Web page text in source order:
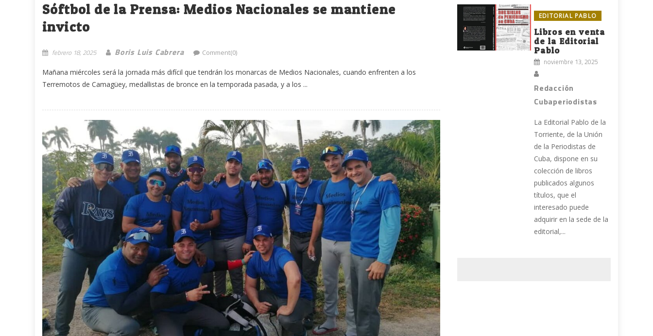
Sóftbol de la Prensa: Medios Nacionales se mantiene
invicto
febrero 18, 2025 Boris Luis Cabrera Comment(0)
Mañana miércoles será la jornada más difícil que tendrán los monarcas de Medios Nacionales, cuando enfrenten a los
Terremotos de Camagüey, medallistas de bronce en la temporada pasada, y a los ...
EDITORIAL PABLO
Libros en venta
de la Editorial
Pablo
noviembre 13, 2025
Redacción
Cubaperiodistas
La Editorial Pablo de la
Torriente, de la Unión
de la Periodistas de
Cuba, dispone en su
colección de libros
publicados algunos
títulos, que el
interesado puede
adquirir en la sede de la
editorial,...